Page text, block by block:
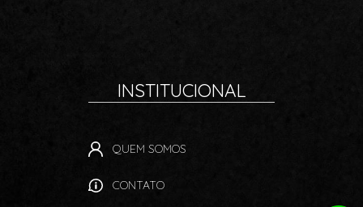
INSTITUCIONAL
QUEM SOMOS
CONTATO